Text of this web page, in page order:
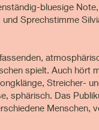
bluesige
Sprechstimme
spielt. Auch hört
Streicher-
sphärisch. Das
Menschen,